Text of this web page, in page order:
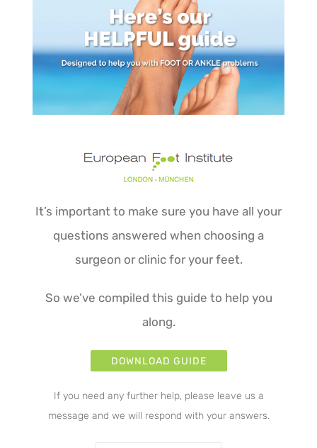
It’s important to make sure you have all your
questions answered when choosing a
surgeon or clinic for your feet.
So we’ve compiled this guide to help you
along.
DOWNLOAD GUIDE
If you need any further help, please leave us a
message and we will respond with your answers.